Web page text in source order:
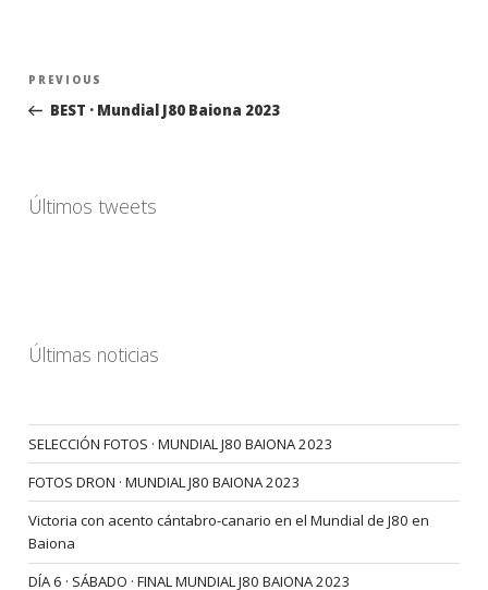
Navegación
entradas
Previous
Post
PREVIOUS
BEST · Mundial J80 Baiona 2023
Últimos tweets
Últimas noticias
SELECCIÓN FOTOS · MUNDIAL J80 BAIONA 2023
FOTOS DRON · MUNDIAL J80 BAIONA 2023
Victoria con acento cántabro-canario en el Mundial de J80 en
Baiona
DÍA 6 · SÁBADO · FINAL MUNDIAL J80 BAIONA 2023